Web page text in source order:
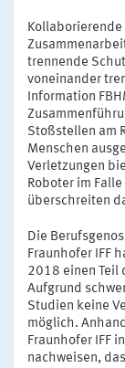
trennende
voneinander
Information
Stoßstellen am
Menschen
Verletzungen
Roboter im
überschreiten
Die
Fraunhofer IFF
2018 einen Teil
Aufgrund
Studien keine
möglich.
Fraunhofer IFF
nachweisen,